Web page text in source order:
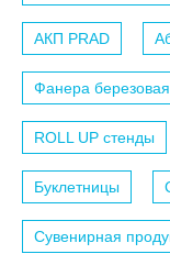
АКП PRAD
Фанера березовая
ROLL UP стенды
Буклетницы
Сувенирная